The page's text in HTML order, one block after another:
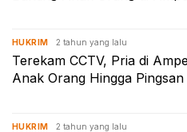
HUKRIM 2 tahun yang lalu
Terekam CCTV, Pria di
Anak Orang Hingga Pingsan
HUKRIM 2 tahun yang lalu